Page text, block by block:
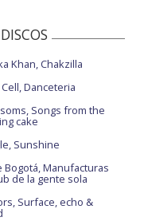
Khan, Chakzilla
Danceteria
Songs from the
cake
Sunshine
Bogotá, Manufacturas
de la gente sola
Surface, echo &